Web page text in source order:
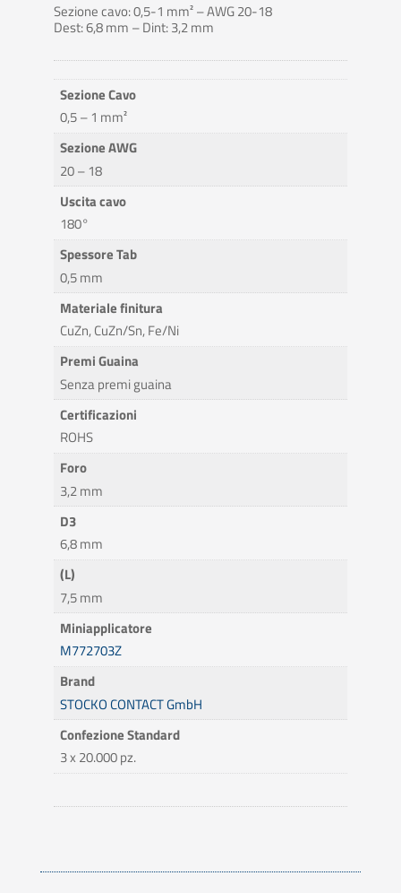
Sezione cavo: 0,5-1 mm² – AWG 20-18
Dest: 6,8 mm – Dint: 3,2 mm
Sezione Cavo
0,5 – 1 mm²
Sezione AWG
20 – 18
Uscita cavo
180°
Spessore Tab
0,5 mm
Materiale finitura
CuZn, CuZn/Sn, Fe/Ni
Premi Guaina
Senza premi guaina
Certificazioni
ROHS
Foro
3,2 mm
D3
6,8 mm
(L)
7,5 mm
Miniapplicatore
M772703Z
Brand
STOCKO CONTACT GmbH
Confezione Standard
3 x 20.000 pz.